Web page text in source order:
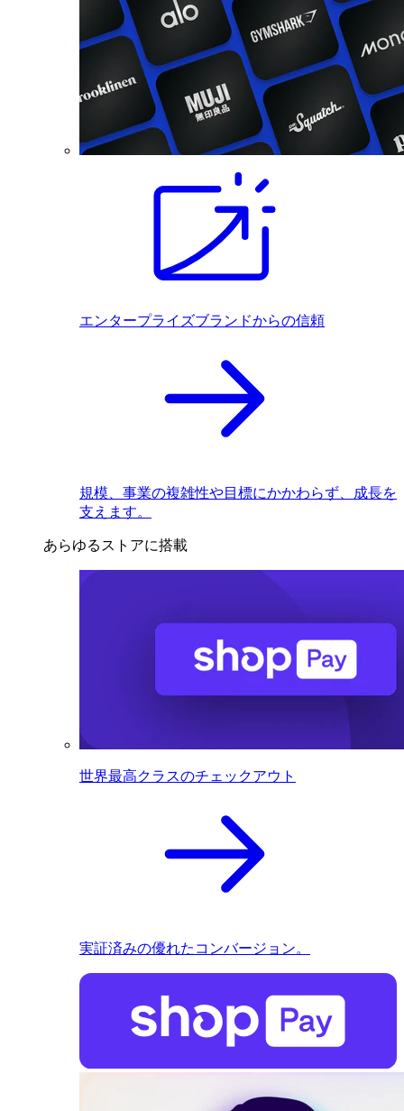
エンタープライズブランドからの信頼
規模、事業の複雑性や目標にかかわらず、成長を
支えます。
あらゆるストアに搭載
世界最高クラスのチェックアウト
実証済みの優れたコンバージョン。